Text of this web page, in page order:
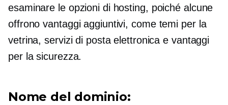
esaminare le opzioni di hosting, poiché alcune
offrono vantaggi aggiuntivi, come temi per la
vetrina, servizi di posta elettronica e vantaggi
per la sicurezza.
Nome del dominio: